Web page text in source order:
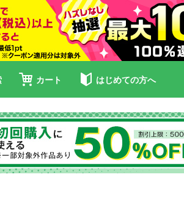
カート はじめての方へ